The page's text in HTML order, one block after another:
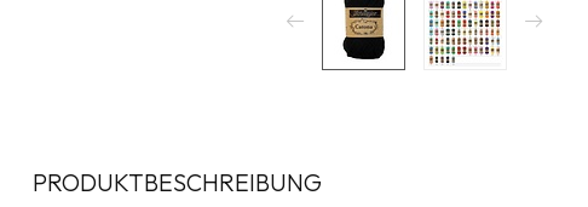
PRODUKTBESCHREIBUNG